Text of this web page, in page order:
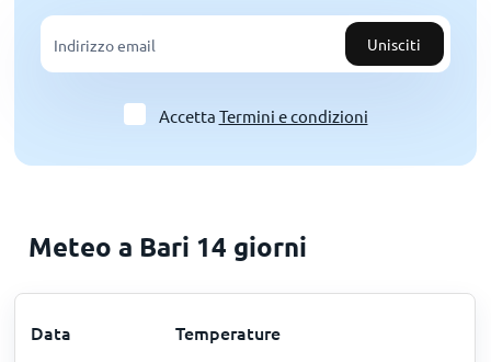
Unisciti
Accetta Termini e condizioni
Meteo a Bari 14 giorni
Data Temperature